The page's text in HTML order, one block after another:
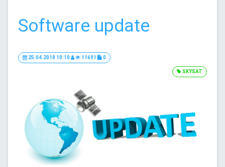
Software update
25.04.2018 10:10 11691 0
SKYSAT